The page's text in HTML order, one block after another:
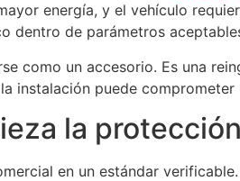
energía, y el vehículo
dentro de parámetros
como un accesorio. Es una
instalación puede
la
en un estándar